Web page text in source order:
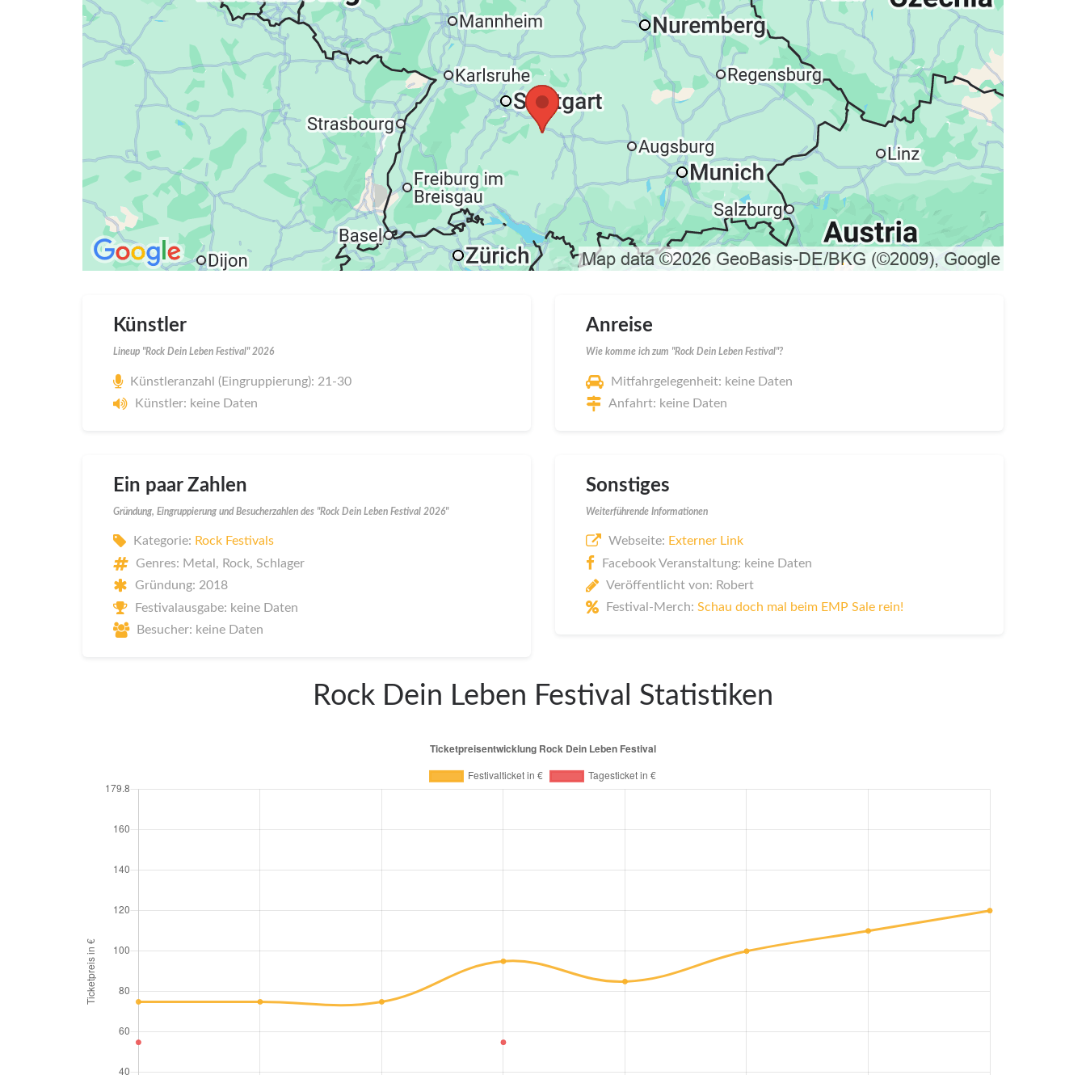
Künstler
Lineup "Rock Dein Leben Festival" 2026
Künstleranzahl (Eingruppierung): 21-30
Künstler: keine Daten
Anreise
Wie komme ich zum "Rock Dein Leben Festival"?
Mitfahrgelegenheit: keine Daten
Anfahrt: keine Daten
Ein paar Zahlen
Gründung, Eingruppierung und Besucherzahlen des "Rock Dein Leben Festival 2026"
Kategorie: Rock Festivals
Genres: Metal, Rock, Schlager
Gründung: 2018
Festivalausgabe: keine Daten
Besucher: keine Daten
Sonstiges
Weiterführende Informationen
Webseite: Externer Link
Facebook Veranstaltung: keine Daten
Veröffentlicht von: Robert
Festival-Merch: Schau doch mal beim EMP Sale rein!
Rock Dein Leben Festival Statistiken